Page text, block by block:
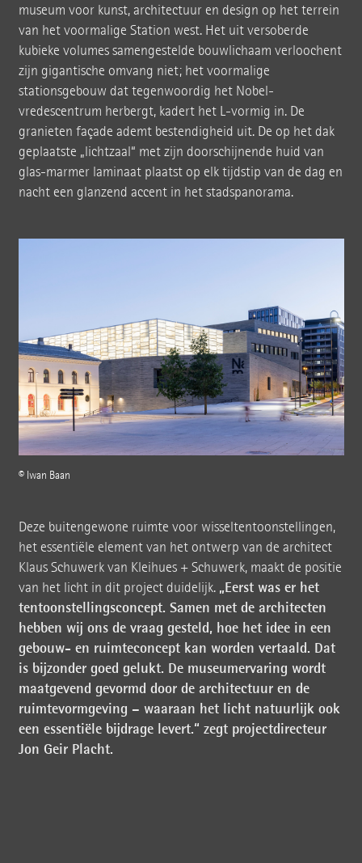
museum voor kunst, architectuur en design op het terrein
van het voormalige Station west. Het uit versoberde
kubieke volumes samengestelde bouwlichaam verloochent
zijn gigantische omvang niet; het voormalige
stationsgebouw dat tegenwoordig het Nobel-
vredescentrum herbergt, kadert het L-vormig in. De
granieten façade ademt bestendigheid uit. De op het dak
geplaatste „lichtzaal“ met zijn doorschijnende huid van
glas-marmer laminaat plaatst op elk tijdstip van de dag en
nacht een glanzend accent in het stadspanorama.
© Iwan Baan
Deze buitengewone ruimte voor wisseltentoonstellingen,
het essentiële element van het ontwerp van de architect
Klaus Schuwerk van Kleihues + Schuwerk, maakt de positie
van het licht in dit project duidelijk. „Eerst was er het
tentoonstellingsconcept. Samen met de architecten
hebben wij ons de vraag gesteld, hoe het idee in een
gebouw- en ruimteconcept kan worden vertaald. Dat
is bijzonder goed gelukt. De museumervaring wordt
maatgevend gevormd door de architectuur en de
ruimtevormgeving – waaraan het licht natuurlijk ook
een essentiële bijdrage levert.“ zegt projectdirecteur
Jon Geir Placht.